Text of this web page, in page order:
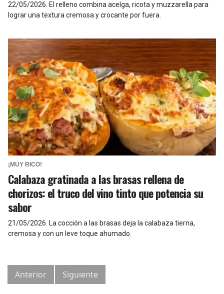
22/05/2026 El relleno combina acelga, ricota y muzzarella para
lograr una textura cremosa y crocante por fuera.
¡MUY RICO!
Calabaza gratinada a las brasas rellena de
chorizos: el truco del vino tinto que potencia su
sabor
21/05/2026 La cocción a las brasas deja la calabaza tierna,
cremosa y con un leve toque ahumado.
Anterior Siguiente